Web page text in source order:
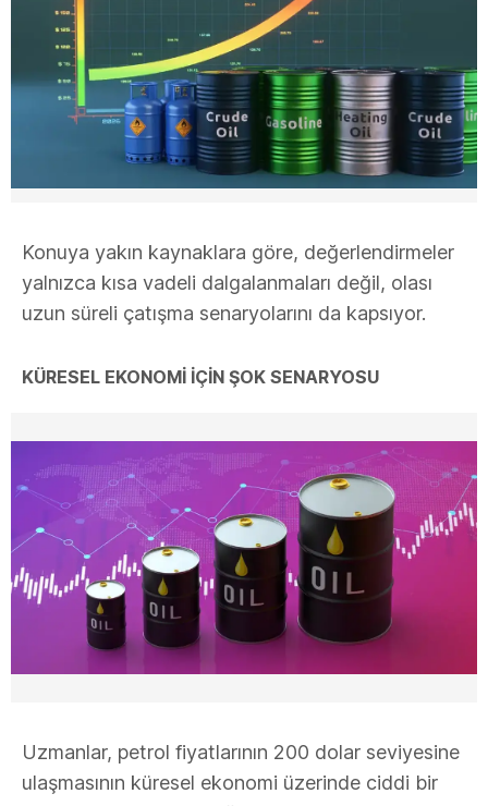
Konuya yakın kaynaklara göre, değerlendirmeler
yalnızca kısa vadeli dalgalanmaları değil, olası
uzun süreli çatışma senaryolarını da kapsıyor.
KÜRESEL EKONOMI İÇIN ŞOK SENARYOSU
Uzmanlar, petrol fiyatlarının 200 dolar seviyesine
ulaşmasının küresel ekonomi üzerinde ciddi bir